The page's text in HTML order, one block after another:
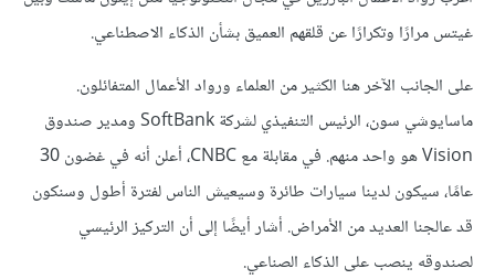
غيتس مرارًا وتكرارًا عن قلقهم العميق بشأن الذكاء الاصطناعي.
على الجانب الآخر هنا الكثير من العلماء ورواد الأعمال المتفائلون.
ماسايوشي سون، الرئيس التنفيذي لشركة SoftBank ومدير صندوق
Vision هو واحد منهم. في مقابلة مع CNBC، أعلن أنه في غضون 30
عامًا، سيكون لدينا سيارات طائرة وسيعيش الناس لفترة أطول وسنكون
قد عالجنا العديد من الأمراض. أشار أيضًا إلى أن التركيز الرئيسي
لصندوقه ينصب على الذكاء الصناعي.